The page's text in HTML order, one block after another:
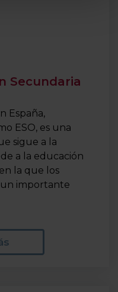
Secundaria
España,
ESO, es una
sigue a la
a la educación
la que los
importante